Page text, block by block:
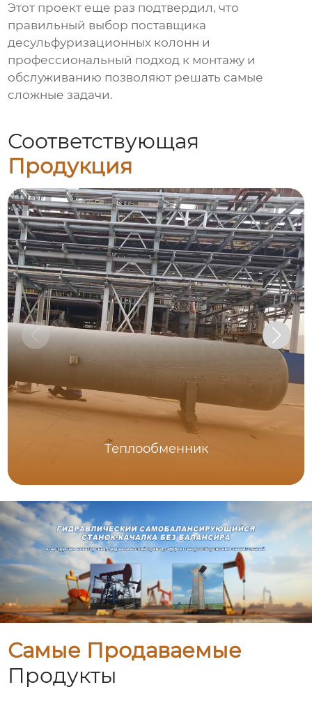
Этот проект еще раз подтвердил, что
правильный выбор поставщика
десульфуризационных колонн и
профессиональный подход к монтажу и
обслуживанию позволяют решать самые
сложные задачи.
Соответствующая
Продукция
Теплообменник
Самые Продаваемые
Продукты